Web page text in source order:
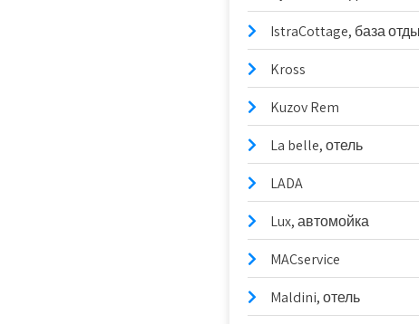
IstraCottage, база
Kross
Kuzov Rem
La belle, отель
LADA
Lux, автомойка
MACservice
Maldini, отель